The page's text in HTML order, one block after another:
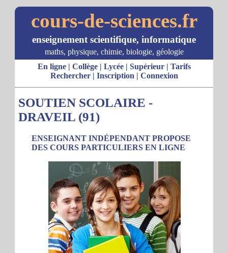
cours-de-sciences.fr
enseignement scientifique, informatique
maths, physique, chimie, biologie, géologie
En ligne| Collège| Lycée| Supérieur| Tarifs
Rechercher| Inscription | Connexion
SOUTIEN SCOLAIRE -
DRAVEIL (91)
ENSEIGNANT INDÉPENDANT PROPOSE
DES COURS PARTICULIERS EN LIGNE